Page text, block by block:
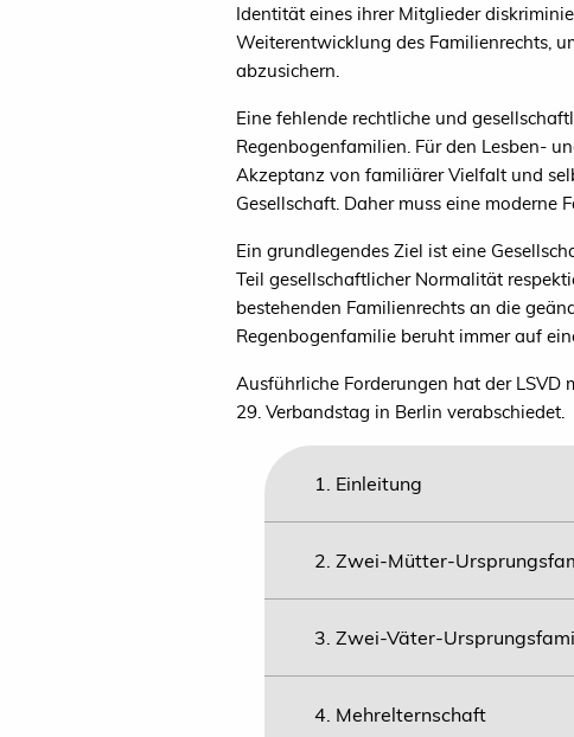
Identität eines ihrer Mitglieder
Weiterentwicklung des Familienrechts,
abzusichern.
Eine fehlende rechtliche und
Regenbogenfamilien. Für den Lesben-
Akzeptanz von familiärer Vielfalt und
Gesellschaft. Daher muss eine moderne
Ein grundlegendes Ziel ist eine
Teil gesellschaftlicher Normalität
bestehenden Familienrechts an die
Regenbogenfamilie beruht immer auf
Ausführliche Forderungen hat der
29. Verbandstag in Berlin verabschiedet.
1. Einleitung
2. Zwei-Mütter-
3. Zwei-Väter-
4. Mehrelternschaft